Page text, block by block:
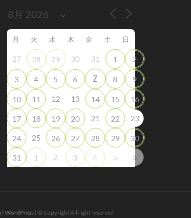
月 火 水 木 金 土 日
27 28 29 30 31 1 2
3 4 5 6 7 8 9
10 11 12 13 14 15 16
17 18 19 20 21 22 23
24 25 26 27 28 29 30
31 1 2 3 4 5 6
| WordPress | © Copyright All right reserved